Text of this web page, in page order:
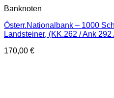
Banknoten
Österr.Nationalbank – 1000
Landsteiner, (KK.262 / Ank 292
170,00 €